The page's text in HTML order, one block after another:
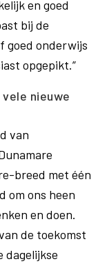
en goed
bij de
goed onderwijs
opgepikt.”
nieuwe
van
breed met één
om ons heen
en doen.
de toekomst
dagelijkse